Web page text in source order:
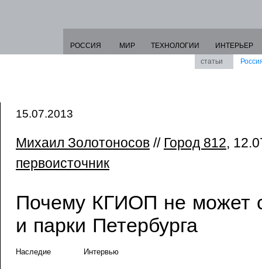
РОССИЯ МИР ТЕХНОЛОГИИ
ИНТЕРЬЕР
статьи
15.07.2013
Михаил Золотоносов // Город 812,
первоисточник
Почему КГИОП не может
и парки Петербурга
Наследие Интервью